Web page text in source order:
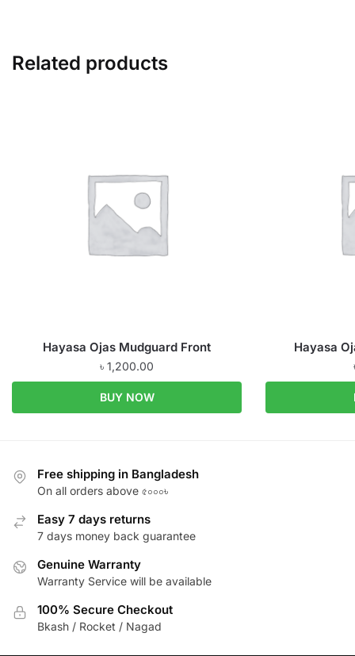
Related products
Hayasa Ojas Mudguard Front
৳ 1,200.00
BUY NOW
Hayasa
Free shipping in Bangladesh
On all orders above ৫০০০৳
Easy 7 days returns
7 days money back guarantee
Genuine Warranty
Warranty Service will be available
100% Secure Checkout
Bkash / Rocket / Nagad